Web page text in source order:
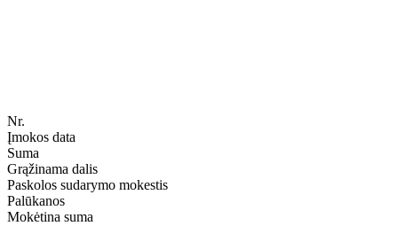
Nr.
Įmokos data
Suma
Grąžinama dalis
Paskolos sudarymo mokestis
Palūkanos
Mokėtina suma